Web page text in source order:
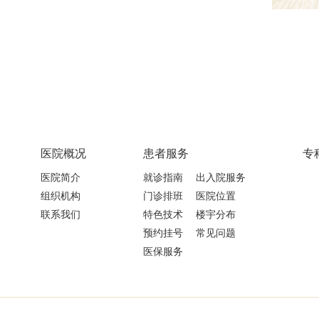
医院概况
医院简介
组织机构
联系我们
患者服务
就诊指南
门诊排班
特色技术
预约挂号
医保服务
出入院服务
医院位置
楼宇分布
常见问题
专